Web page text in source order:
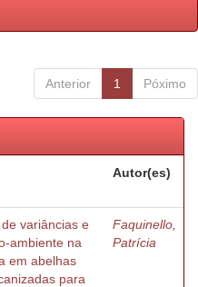
Anterior 1 Póximo
Autor(es)
variâncias e
ambiente na
em abelhas
para
Faquinello,
Patrícia